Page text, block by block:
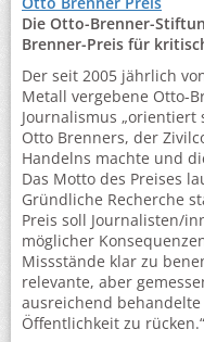
Die Otto-Brenner-
Brenner-Preis für
Der seit 2005 jährlich
Metall vergebene Otto-
Journalismus
Otto Brenners, der
Handelns machte und
Das Motto des Preises
Gründliche Recherche
Preis soll Journalisten/
möglicher
Missstände klar zu
relevante, aber
ausreichend
Öffentlichkeit zu rücken.“